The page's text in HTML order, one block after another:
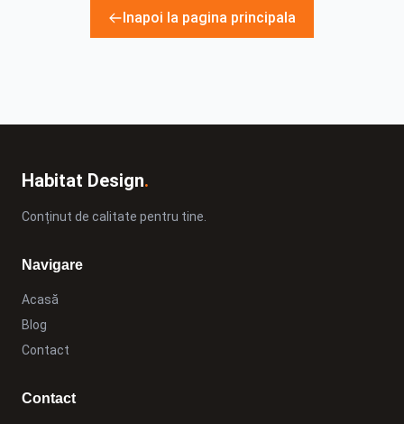
Inapoi la pagina principala
Habitat Design.
Conținut de calitate pentru tine.
Navigare
Acasă
Blog
Contact
Contact